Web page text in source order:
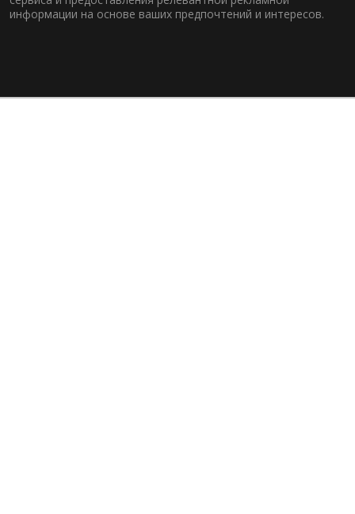
информации на основе ваших предпочтений и интересов.